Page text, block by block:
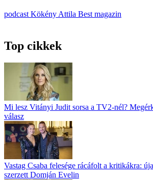
podcast Kökény Attila Best magazin
Top cikkek
Mi lesz Vitányi Judit sorsa a TV2-nél?
válasz
Vastag Csaba felesége rácáfolt a kritikákra:
szerzett Domján Evelin